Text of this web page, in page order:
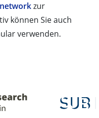
zur
können Sie auch
verwenden.